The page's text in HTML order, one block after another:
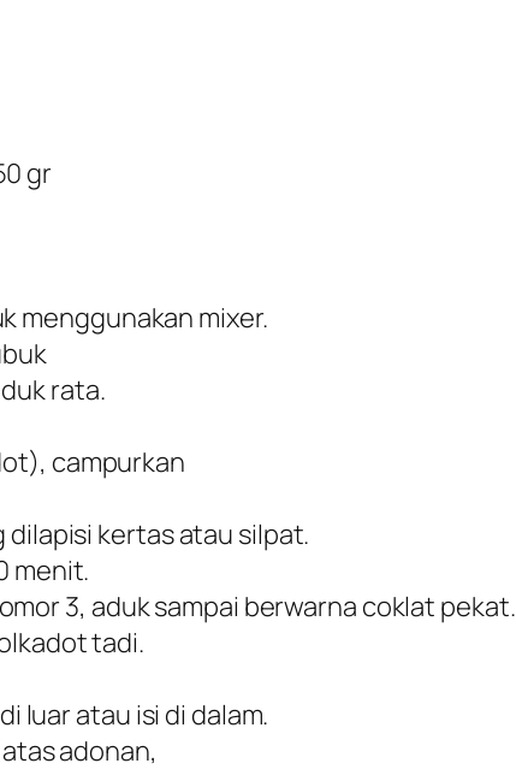
gr
menggunakan mixer.
rata.
campurkan
dilapisi kertas atau silpat.
menit.
3, aduk sampai berwarna coklat pekat.
tadi.
luar atau isi di dalam.
adonan,